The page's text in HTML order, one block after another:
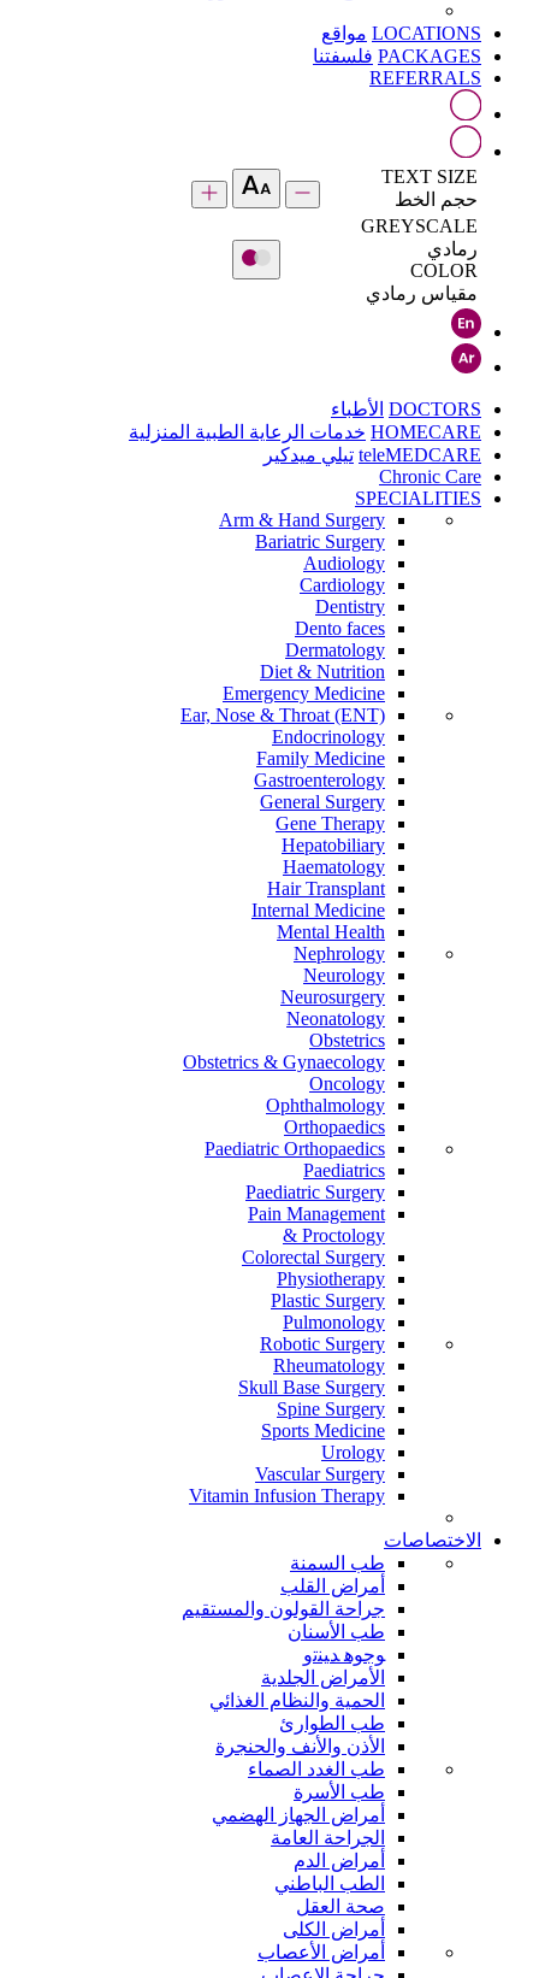
LOCATIONS مواقع
PACKAGES فلسفتنا
REFERRALS
TEXT SIZE
حجم الخط
GREYSCALE
رمادي
COLOR
مقياس رمادي
DOCTORS الأطباء
HOMECARE خدمات الرعاية الطبية المنزلية
teleMEDCARE تيلي ميدكير
Chronic Care
SPECIALITIES
Arm & Hand Surgery
Bariatric Surgery
Audiology
Cardiology
Dentistry
Dento faces
Dermatology
Diet & Nutrition
Emergency Medicine
Ear, Nose & Throat (ENT)
Endocrinology
Family Medicine
Gastroenterology
General Surgery
Gene Therapy
Hepatobiliary
Haematology
Hair Transplant
Internal Medicine
Mental Health
Nephrology
Neurology
Neurosurgery
Neonatology
Obstetrics
Obstetrics & Gynaecology
Oncology
Ophthalmology
Orthopaedics
Paediatric Orthopaedics
Paediatrics
Paediatric Surgery
Pain Management
Proctology &
Colorectal Surgery
Physiotherapy
Plastic Surgery
Pulmonology
Robotic Surgery
Rheumatology
Skull Base Surgery
Spine Surgery
Sports Medicine
Urology
Vascular Surgery
Vitamin Infusion Therapy
الاختصاصات
طب السمنة
أمراض القلب
جراحة القولون والمستقيم
طب الأسنان
ﻮﺟﻮﻫ ﺪﻴﻨﺗﻭ
الأمراض الجلدية
الحمية والنظام الغذائي
طب الطوارئ
الأذن والأنف والحنجرة
طب الغدد الصماء
طب الأسرة
أمراض الجهاز الهضمي
الجراحة العامة
أمراض الدم
الطب الباطني
صحة العقل
أمراض الكلى
أمراض الأعصاب